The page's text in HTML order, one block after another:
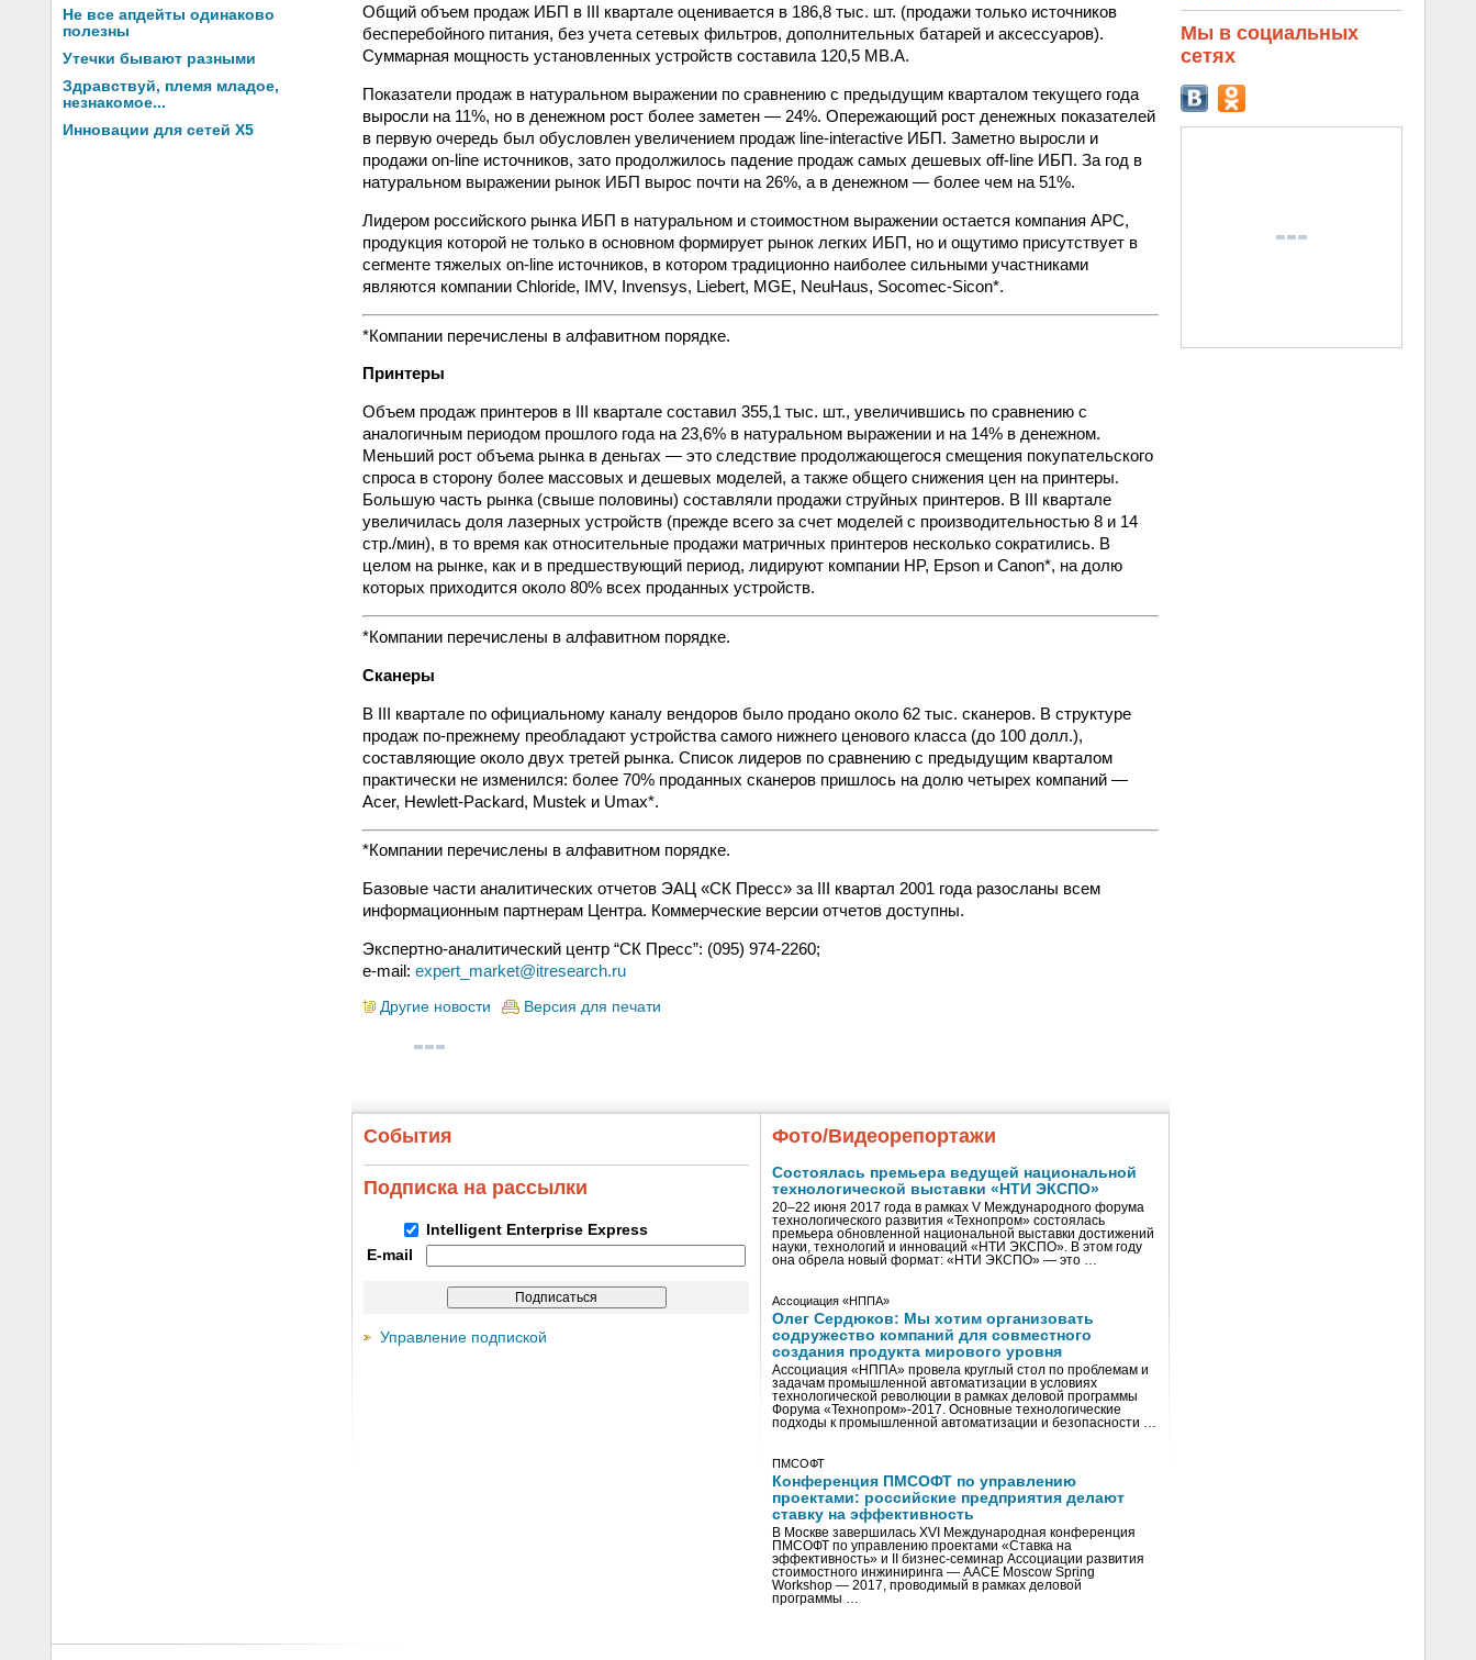
Не все апдейты одинаково
полезны
Утечки бывают разными
Здравствуй, племя младое,
незнакомое...
Инновации для сетей X5
Общий объем продаж ИБП в III квартале оценивается в 186,8 тыс. шт. (продажи только источников
бесперебойного питания, без учета сетевых фильтров, дополнительных батарей и аксессуаров).
Суммарная мощность установленных устройств составила 120,5 МВ.А.
Показатели продаж в натуральном выражении по сравнению с предыдущим кварталом текущего года
выросли на 11%, но в денежном рост более заметен — 24%. Опережающий рост денежных показателей
в первую очередь был обусловлен увеличением продаж line-interactive ИБП. Заметно выросли и
продажи on-line источников, зато продолжилось падение продаж самых дешевых off-line ИБП. За год в
натуральном выражении рынок ИБП вырос почти на 26%, а в денежном — более чем на 51%.
Лидером российского рынка ИБП в натуральном и стоимостном выражении остается компания APC,
продукция которой не только в основном формирует рынок легких ИБП, но и ощутимо присутствует в
сегменте тяжелых on-line источников, в котором традиционно наиболее сильными участниками
являются компании Chloride, IMV, Invensys, Liebert, MGE, NeuHaus, Socomec-Sicon*.
*Компании перечислены в алфавитном порядке.
Принтеры
Объем продаж принтеров в III квартале составил 355,1 тыс. шт., увеличившись по сравнению с
аналогичным периодом прошлого года на 23,6% в натуральном выражении и на 14% в денежном.
Меньший рост объема рынка в деньгах — это следствие продолжающегося смещения покупательского
спроса в сторону более массовых и дешевых моделей, а также общего снижения цен на принтеры.
Большую часть рынка (свыше половины) составляли продажи струйных принтеров. В III квартале
увеличилась доля лазерных устройств (прежде всего за счет моделей с производительностью 8 и 14
стр./мин), в то время как относительные продажи матричных принтеров несколько сократились. В
целом на рынке, как и в предшествующий период, лидируют компании HP, Epson и Canon*, на долю
которых приходится около 80% всех проданных устройств.
*Компании перечислены в алфавитном порядке.
Сканеры
В III квартале по официальному каналу вендоров было продано около 62 тыс. сканеров. В структуре
продаж по-прежнему преобладают устройства самого нижнего ценового класса (до 100 долл.),
составляющие около двух третей рынка. Список лидеров по сравнению с предыдущим кварталом
практически не изменился: более 70% проданных сканеров пришлось на долю четырех компаний —
Acer, Hewlett-Packard, Mustek и Umax*.
*Компании перечислены в алфавитном порядке.
Базовые части аналитических отчетов ЭАЦ «СК Пресс» за III квартал 2001 года разосланы всем
информационным партнерам Центра. Коммерческие версии отчетов доступны.
Экспертно-аналитический центр “СК Пресс”: (095) 974-2260;
e-mail: expert_market@itresearch.ru
Другие новости Версия для печати
События
Подписка на рассылки
Intelligent Enterprise Express
E-mail
Управление подпиской
Фото/Видеорепортажи
Состоялась премьера ведущей национальной
технологической выставки «НТИ ЭКСПО»
20–22 июня 2017 года в рамках V Международного форума
технологического развития «Технопром» состоялась
премьера обновленной национальной выставки достижений
науки, технологий и инноваций «НТИ ЭКСПО». В этом году
она обрела новый формат: «НТИ ЭКСПО» — это …
Ассоциация «НППА»
Олег Сердюков: Мы хотим организовать
содружество компаний для совместного
создания продукта мирового уровня
Ассоциация «НППА» провела круглый стол по проблемам и
задачам промышленной автоматизации в условиях
технологической революции в рамках деловой программы
Форума «Технопром»-2017. Основные технологические
подходы к промышленной автоматизации и безопасности …
ПМСОФТ
Конференция ПМСОФТ по управлению
проектами: российские предприятия делают
ставку на эффективность
В Москве завершилась XVI Международная конференция
ПМСОФТ по управлению проектами «Ставка на
эффективность» и II бизнес-семинар Ассоциации развития
стоимостного инжиниринга — AACE Moscow Spring
Workshop — 2017, проводимый в рамках деловой
программы …
Мы в социальных
сетях